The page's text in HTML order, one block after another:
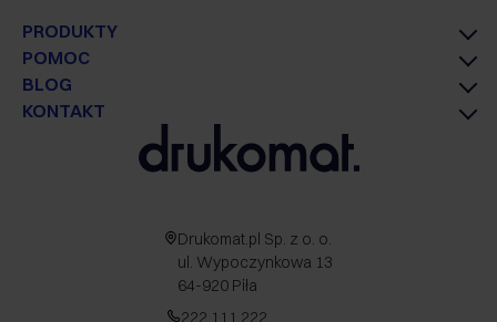
PRODUKTY
POMOC
BLOG
KONTAKT
Drukomat.pl Sp. z o. o.
ul. Wypoczynkowa 13
64-920 Piła
222 111 222